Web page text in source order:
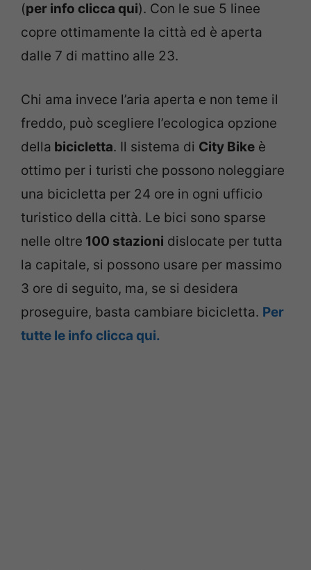
(per info clicca qui). Con le sue 5 linee
copre ottimamente la città ed è aperta
dalle 7 di mattino alle 23.
Chi ama invece l’aria aperta e non teme il
freddo, può scegliere l’ecologica opzione
della bicicletta. Il sistema di City Bike è
ottimo per i turisti che possono noleggiare
una bicicletta per 24 ore in ogni ufficio
turistico della città. Le bici sono sparse
nelle oltre 100 stazioni dislocate per tutta
la capitale, si possono usare per massimo
3 ore di seguito, ma, se si desidera
proseguire, basta cambiare bicicletta. Per
tutte le info clicca qui.